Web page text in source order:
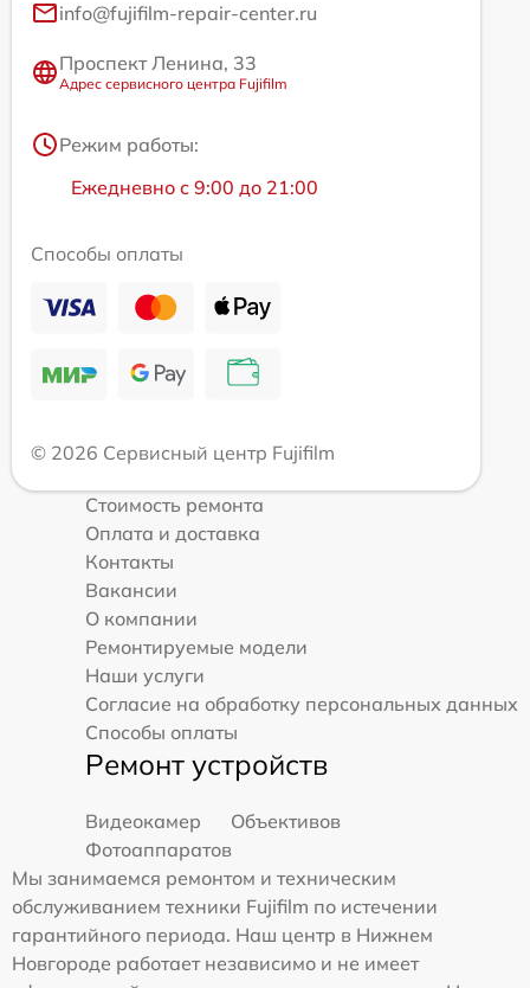
info@fujifilm-repair-center.ru
Проспект Ленина, 33
Адрес сервисного центра Fujifilm
Режим работы:
Ежедневно с 9:00 до 21:00
Способы оплаты
© 2026 Сервисный центр Fujifilm
Стоимость ремонта
Оплата и доставка
Контакты
Вакансии
О компании
Ремонтируемые модели
Наши услуги
Согласие на обработку персональных данных
Способы оплаты
Ремонт устройств
Видеокамер
Объективов
Фотоаппаратов
Мы занимаемся ремонтом и техническим
обслуживанием техники Fujifilm по истечении
гарантийного периода. Наш центр в Нижнем
Новгороде работает независимо и не имеет